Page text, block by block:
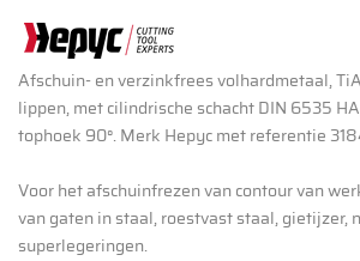
Afschuin- en verzinkfrees volhardmetaal,
lippen, met cilindrische schacht DIN 6535
tophoek 90°. Merk Hepyc met referentie
Voor het afschuinfrezen van contour van
van gaten in staal, roestvast staal, gietijzer,
superlegeringen.